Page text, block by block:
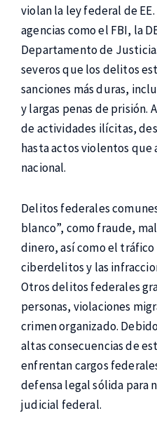
violan la ley federal de
agencias como el FBI, la
Departamento de
severos que los delitos
sanciones más duras,
y largas penas de prisión.
de actividades ilícitas,
hasta actos violentos que
nacional.
Delitos federales
blanco”, como fraude,
dinero, así como el tráfico
ciberdelitos y las
Otros delitos federales
personas, violaciones
crimen organizado.
altas consecuencias de
enfrentan cargos
defensa legal sólida para
judicial federal.